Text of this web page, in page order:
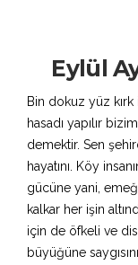
Eylül
Bin dokuz yüz kırk
hasadı yapılır
demektir. Sen
hayatını. Köy
gücüne yani,
kalkar her işin
için de öfkeli ve
büyüğüne